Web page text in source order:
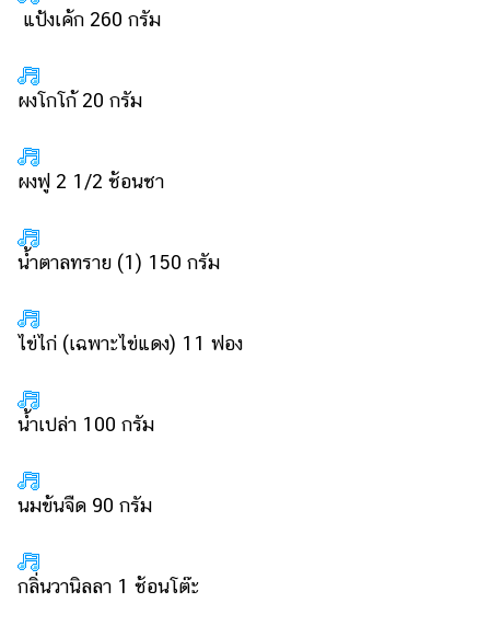
คอร์ส
เรียน
ติดต่อ
แจ้ง
ปัญหา
ร่วม
งาน
เรา
แป้งเค้ก 260 กรัม
ผงโกโก้ 20 กรัม
ผงฟู 2 1/2 ช้อนชา
น้ำตาลทราย (1) 150 กรัม
ไข่ไก่ (เฉพาะไข่แดง) 11 ฟอง
น้ำเปล่า 100 กรัม
นมข้นจืด 90 กรัม
กลิ่นวานิลลา 1 ช้อนโต๊ะ